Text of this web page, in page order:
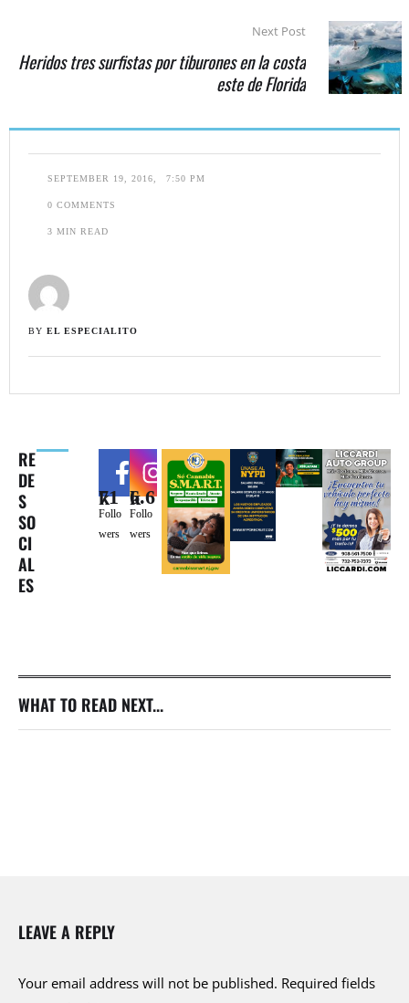
SEPTEMBER 19, 2016 7:50 PM
0 COMMENTS
3 MIN READ
BY EL ESPECIALITO
RE
DE
S
SO
CI
AL
ES
71k
Follo
wers
6.6k
Follo
wers
Next Post
Heridos tres surfistas por tiburones en la costa
este de Florida
WHAT TO READ NEXT...
LEAVE A REPLY
Your email address will not be published. Required fields